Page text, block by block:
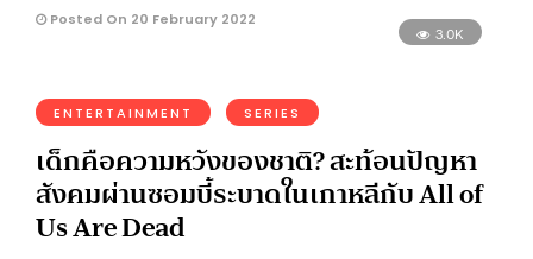
Posted On 20 February 2022
3.0K
ENTERTAINMENT SERIES
เด็กคือความหวังของชาติ? สะท้อนปัญหา
สังคมผ่านซอมบี้ระบาดในเกาหลีกับ All of
Us Are Dead